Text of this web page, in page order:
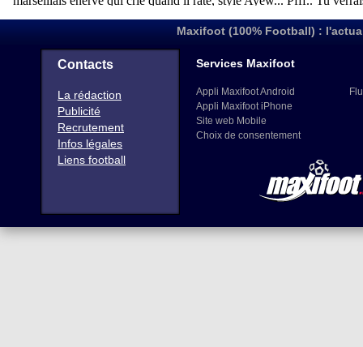
Maxifoot (100% Football) :
Contacts
La rédaction
Publicité
Recrutement
Infos légales
Liens football
Services Maxifoot
Appli Maxifoot Android
Appli Maxifoot iPhone
Site web Mobile
Choix de consentement